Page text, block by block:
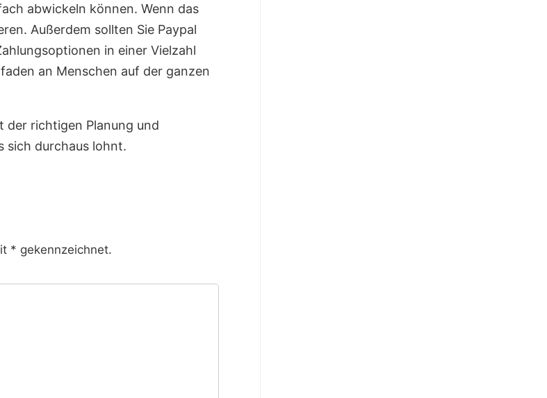
abwickeln können. Wenn das
Außerdem sollten Sie Paypal
in einer Vielzahl
an Menschen auf der ganzen
der richtigen Planung und
sich durchaus lohnt.
* gekennzeichnet.